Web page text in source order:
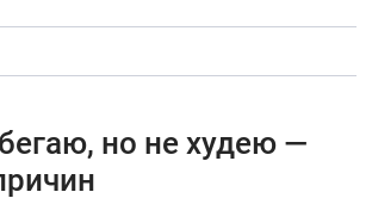
но не худею —